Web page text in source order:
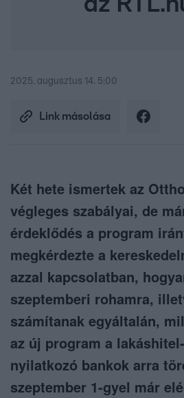
2025. augusztus 14. 5:00
Link másolása
Két hete ismertek az
végleges szabályai, de
érdeklődés a program
megkérdezte a
azzal kapcsolatban,
szeptemberi rohamra,
számítanak egyáltalán,
az új program a
nyilatkozó bankok arra
szeptember 1-gyel már